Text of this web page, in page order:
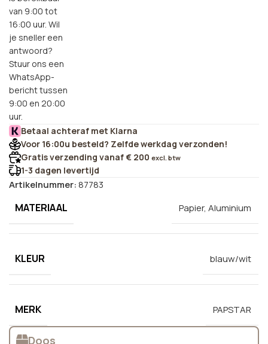
van 9:00 tot
16:00 uur. Wil
je sneller een
antwoord?
Stuur ons een
WhatsApp-
bericht tussen
9:00 en 20:00
uur.
Betaal achteraf met Klarna
Voor 16:00u besteld? Zelfde werkdag verzonden!
Gratis verzending vanaf € 200 excl. btw
1-3 dagen levertijd
Artikelnummer:87783
MATERIAAL Papier, Aluminium
KLEUR blauw/wit
MERK PAPSTAR
Doos